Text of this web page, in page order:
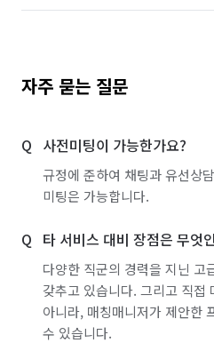
자주 묻는 질문
사전미팅이 가능한가요?
규정에 준하여 채팅과 유선상
미팅은 가능합니다.
타 서비스 대비 장점은 무엇
다양한 직군의 경력을 지닌 고
갖추고 있습니다. 그리고 직접
아니라, 매칭매니저가 제안한
수 있습니다.